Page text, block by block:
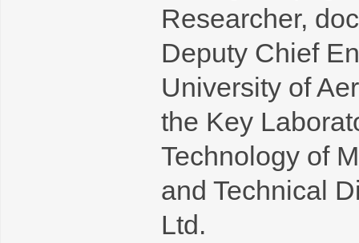
Researcher,
Deputy Chief
University of
the Key
Technology of
and Technical
Ltd.